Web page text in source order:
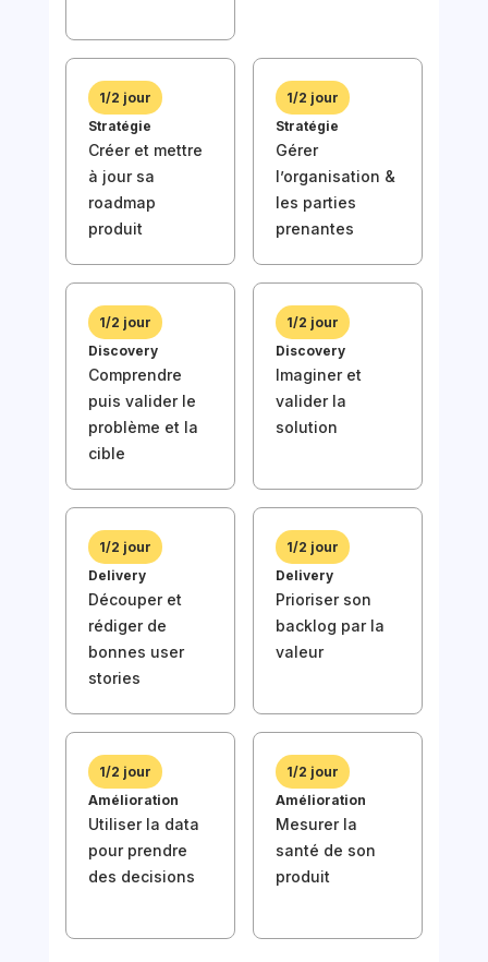
Stratégie
1/2 jour
Créer et mettre
à jour sa
roadmap
produit
Stratégie
1/2 jour
Gérer
l’organisation &
les parties
prenantes
Discovery
1/2 jour
Comprendre
puis valider le
problème et la
cible
Discovery
1/2 jour
Imaginer et
valider la
solution
Delivery
1/2 jour
Découper et
rédiger de
bonnes user
stories
Delivery
1/2 jour
Prioriser son
backlog par la
valeur
Amélioration
1/2 jour
Utiliser la data
pour prendre
des decisions
Amélioration
1/2 jour
Mesurer la
santé de son
produit